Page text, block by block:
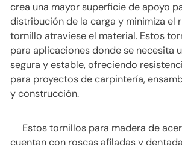
crea una mayor superficie de apoyo
distribución de la carga y minimiza el
tornillo atraviese el material. Estos
para aplicaciones donde se necesita
segura y estable, ofreciendo
para proyectos de carpintería,
y construcción.
Estos tornillos para madera de
cuentan con roscas afiladas y